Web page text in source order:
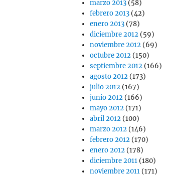
marzo 2013 (58)
febrero 2013 (42)
enero 2013 (78)
diciembre 2012 (59)
noviembre 2012 (69)
octubre 2012 (150)
septiembre 2012 (166)
agosto 2012 (173)
julio 2012 (167)
junio 2012 (166)
mayo 2012 (171)
abril 2012 (100)
marzo 2012 (146)
febrero 2012 (170)
enero 2012 (178)
diciembre 2011 (180)
noviembre 2011 (171)